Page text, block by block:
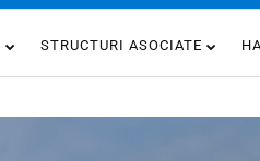
STRUCTURI ASOCIATE